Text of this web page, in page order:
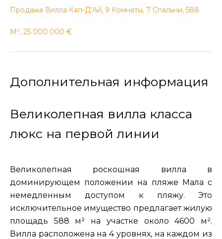
Продажа Вилла Кап-Д'Ай, 9 Комнаты, 7 Спальни, 588
М², 25 000 000 €
Дополнительная информация
Великолепная вилла класса
люкс на первой линии
Великолепная роскошная вилла в
доминирующем положении на пляже Мала с
немедленным доступом к пляжу. Это
исключительное имущество предлагает жилую
площадь 588 м² на участке около 4600 м².
Вилла расположена на 4 уровнях, на каждом из